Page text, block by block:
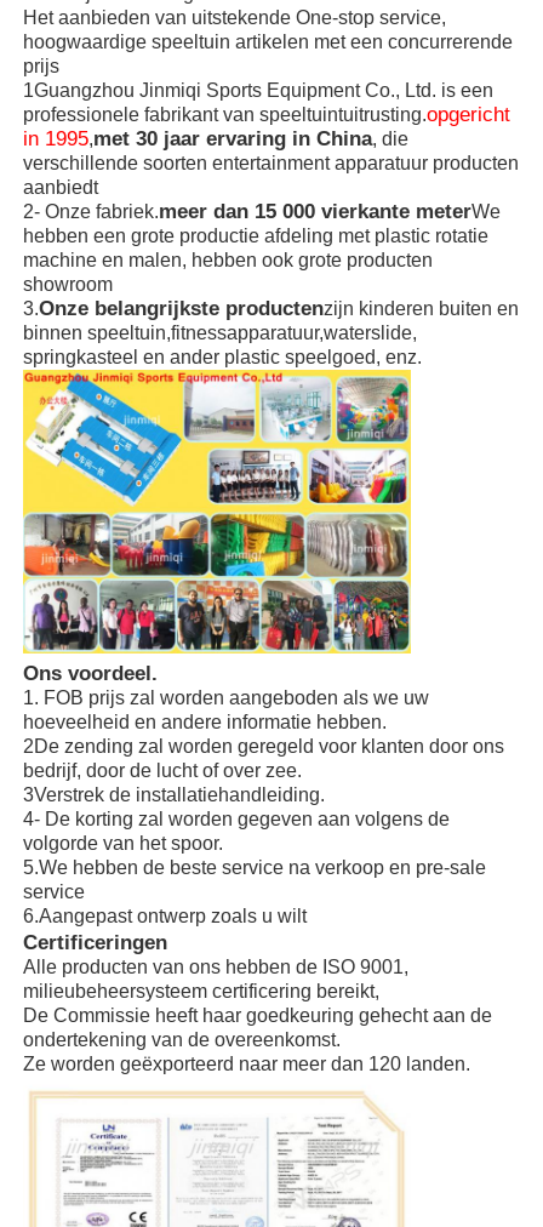
Het aanbieden van uitstekende One-stop service,
hoogwaardige speeltuin artikelen met een concurrerende
prijs
1Guangzhou Jinmiqi Sports Equipment Co., Ltd. is een
professionele fabrikant van speeltuintuitrusting.opgericht
in 1995,met 30 jaar ervaring in China, die
verschillende soorten entertainment apparatuur producten
aanbiedt
2- Onze fabriek.meer dan 15 000 vierkante meterWe
hebben een grote productie afdeling met plastic rotatie
machine en malen, hebben ook grote producten
showroom
3.Onze belangrijkste productenzijn kinderen buiten en
binnen speeltuin,fitnessapparatuur,waterslide,
springkasteel en ander plastic speelgoed, enz.
Ons voordeel.
1. FOB prijs zal worden aangeboden als we uw
hoeveelheid en andere informatie hebben.
2De zending zal worden geregeld voor klanten door ons
bedrijf, door de lucht of over zee.
3Verstrek de installatiehandleiding.
4- De korting zal worden gegeven aan volgens de
volgorde van het spoor.
5.We hebben de beste service na verkoop en pre-sale
service
6.Aangepast ontwerp zoals u wilt
Certificeringen
Alle producten van ons hebben de ISO 9001,
milieubeheersysteem certificering bereikt,
De Commissie heeft haar goedkeuring gehecht aan de
ondertekening van de overeenkomst.
Ze worden geëxporteerd naar meer dan 120 landen.